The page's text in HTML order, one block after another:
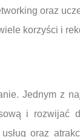
oraz
korzyści i
Jednym z
i rozwijać
oraz